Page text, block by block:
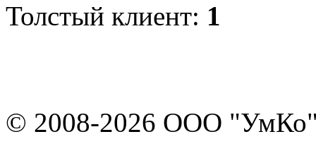
Толстый клиент: 1
© 2008-2026 ООО